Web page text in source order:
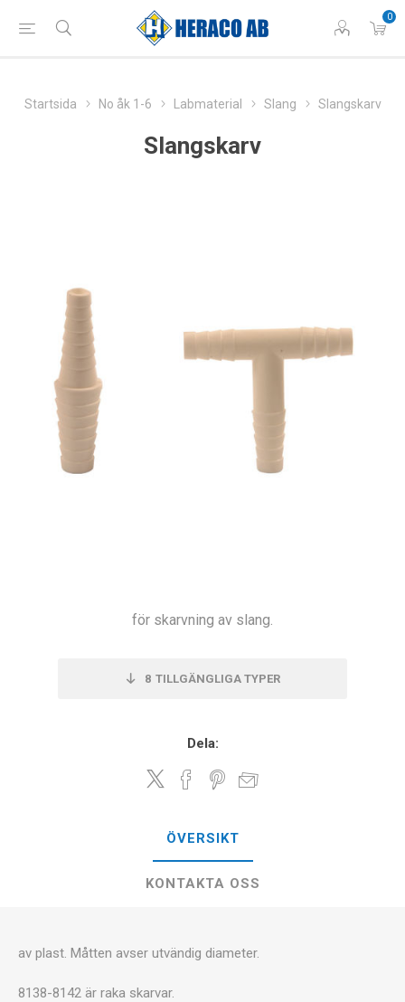
0
Startsida No åk 1-6 Labmaterial Slang Slangskarv
Slangskarv
för skarvning av slang.
8 TILLGÄNGLIGA TYPER
Dela:
ÖVERSIKT
KONTAKTA OSS
av plast. Måtten avser utvändig diameter.
8138-8142 är raka skarvar.